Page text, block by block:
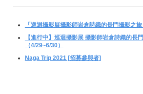
「巡迴攝影展攝影師岩倉詩織的長門攝影之
【進行中】巡迴攝影展 攝影師岩倉詩織的長
（4/29~6/30）
Naga Trip 2021 [招募參與者]